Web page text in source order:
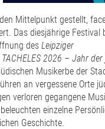
Mittelpunkt gestellt,
Das diesjährige Festival
des Leipziger
TACHELES 2026 – Jahr
Musikerbe der
an vergessene Orte
verloren gegangene
einzelne
Geschichte.